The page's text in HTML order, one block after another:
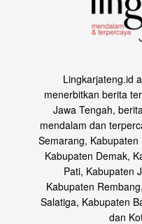
Lingkarjateng.id
menerbitkan berita
Jawa Tengah,
mendalam dan
Semarang,
Kabupaten Demak,
Pati, Kabupaten
Kabupaten
Salatiga, Kabupaten
dan